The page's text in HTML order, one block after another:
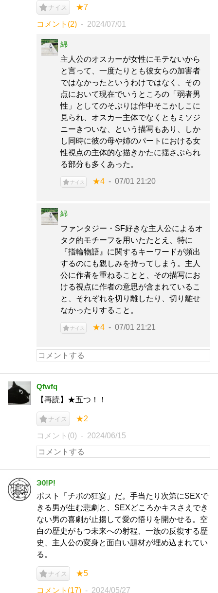
ナイス ★7
コメント(2) 2024/07/01
綿
主人公のオスカーが女性にモテないから
と言って、一度たりとも彼女らの加害者
ではなかったというわけではなく、その
点において現在でいうところの「弱者男
性」としてのそぶりは作中そこかしこに
見られ、オスカー主体でなくともミソジ
ニーきついな、という描写もあり、しか
し同時に彼の母や姉のパートにおける女
性視点の主体的な描きかたに揺さぶられ
る部分も多くあった。
ナイス ★4 07/01 21:20
綿
ファンタジー・SF好きな主人公によるオ
タク的モチーフを用いたたとえ、特に
『指輪物語』に関するキーワードが頻出
するのにも親しみを持ってしまう。主人
公に作者を重ねることと、その描写にお
ける視点に作者の意思が含まれているこ
と、それぞれを切り離したり、切り離せ
なかったりすること。
ナイス ★4 07/01 21:21
Qfwfq
【再読】★五つ！！
ナイス ★2
コメント(0) 2024/06/15
Э0!P!
ポスト「チボの狂宴」だ。手当たり次第にSEXで
きる男が生む悲劇と、SEXどころかキスさえでき
ない男の喜劇が止揚して愛の悟りを開かせる。空
白の歴史がもつ未来への射程、一族の反復する歴
史、主人公の変身と面白い題材が埋め込まれてい
る。
ナイス ★5
コメント(17) 2024/05/27